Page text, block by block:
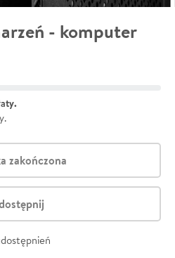
- komputer
zakończona